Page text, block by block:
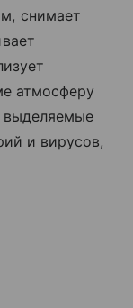
снимает
атмосферу
и вирусов,